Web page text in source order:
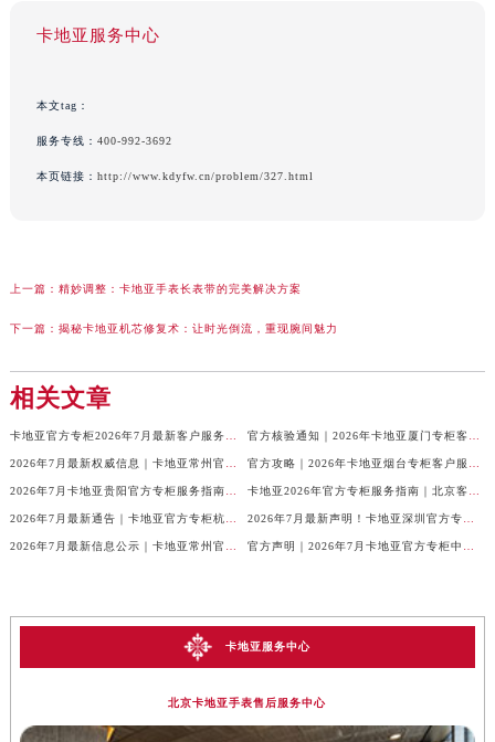
卡地亚服务中心
本文tag：
服务专线： 400-992-3692
本页链接： http://www.kdyfw.cn/problem/327.html
上一篇： 精妙调整：卡地亚手表长表带的完美解决方案
下一篇： 揭秘卡地亚机芯修复术：让时光倒流，重现腕间魅力
相关文章
卡地亚服务中心
北京卡地亚手表售后服务中心